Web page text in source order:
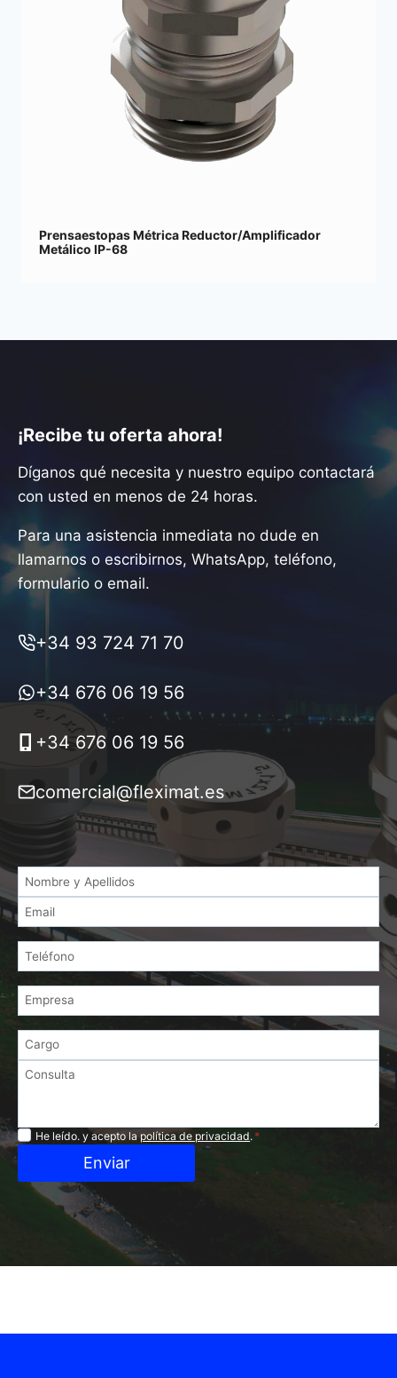
Prensaestopas Métrica Reductor/Amplificador
Metálico IP-68
¡Recibe tu oferta ahora!
Díganos qué necesita y nuestro equipo contactará
con usted en menos de 24 horas.
Para una asistencia inmediata no dude en
llamarnos o escribirnos, WhatsApp, teléfono,
formulario o email.
+34 93 724 71 70
+34 676 06 19 56
+34 676 06 19 56
comercial@fleximat.es
Privacidad
He leído. y acepto lapolítica de privacidad. *
Enviar